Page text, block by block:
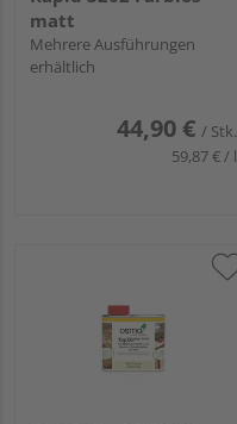
matt
Mehrere Ausführungen
erhältlich
44,90 € / Stk.
59,87 € / l